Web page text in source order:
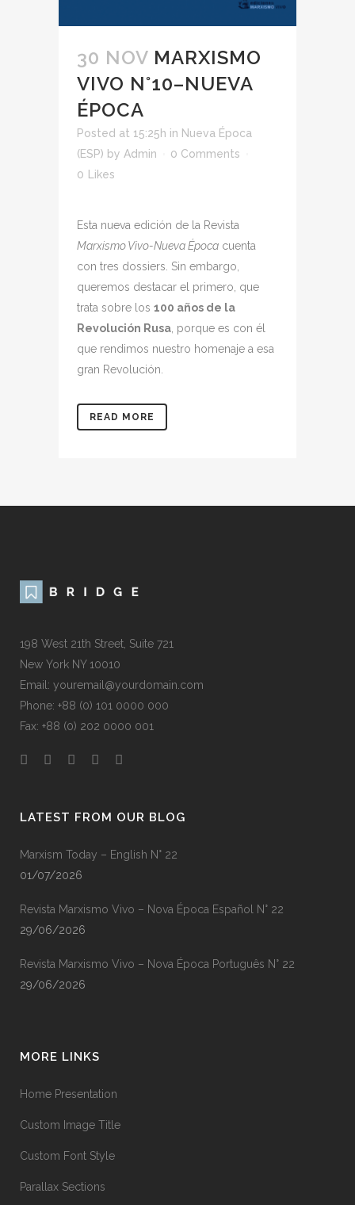
30 NOV MARXISMO
VIVO N°10–NUEVA
ÉPOCA
Posted at 15:25h in Nueva Época
(ESP) by Admin
0 Comments
0 Likes
Esta nueva edición de la Revista
Marxismo Vivo-Nueva Época cuenta
con tres dossiers. Sin embargo,
queremos destacar el primero, que
trata sobre los 100 años de la
Revolución Rusa, porque es con él
que rendimos nuestro homenaje a esa
gran Revolución.
READ MORE
198 West 21th Street, Suite 721
New York NY 10010
Email: youremail@yourdomain.com
Phone: +88 (0) 101 0000 000
Fax: +88 (0) 202 0000 001
LATEST FROM OUR BLOG
Marxism Today – English N° 22
01/07/2026
Revista Marxismo Vivo – Nova Época Español N° 22
29/06/2026
Revista Marxismo Vivo – Nova Época Português N° 22
29/06/2026
MORE LINKS
Home Presentation
Custom Image Title
Custom Font Style
Parallax Sections